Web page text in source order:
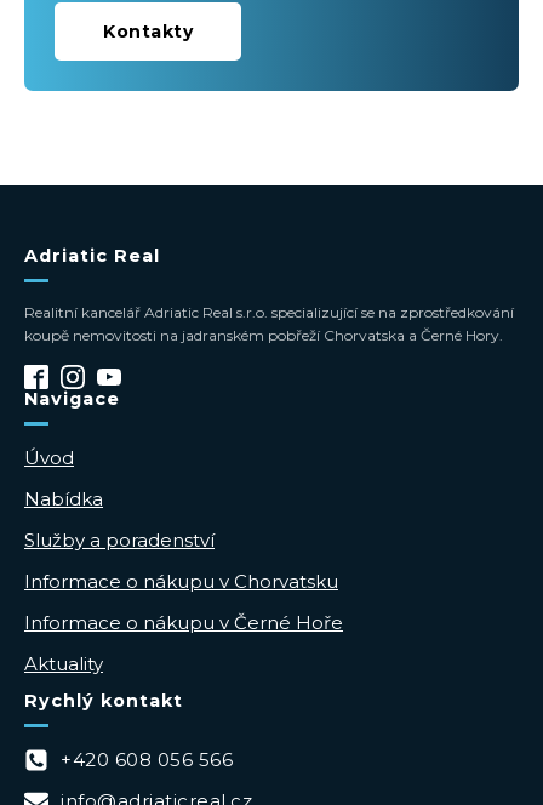
Kontakty
Adriatic Real
Realitní kancelář Adriatic Real s.r.o. specializující se na zprostředkování
koupě nemovitosti na jadranském pobřeží Chorvatska a Černé Hory.
Navigace
Úvod
Nabídka
Služby a poradenství
Informace o nákupu v Chorvatsku
Informace o nákupu v Černé Hoře
Aktuality
Rychlý kontakt
+420 608 056 566